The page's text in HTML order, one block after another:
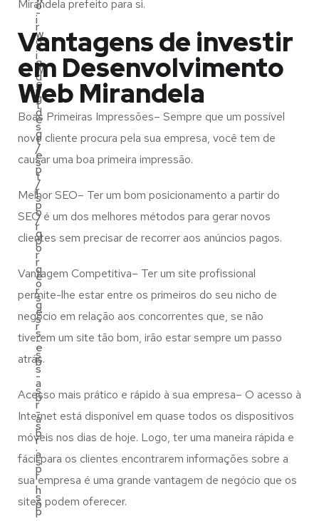
i
d
g
e
t
s
/
p
r
o
g
r
e
s
s
-
b
a
r
s
.
p
h
p
-
w
i
d
g
e
t
s
/
p
r
o
g
r
e
s
s
-
b
a
r
s
.
p
o
r
-
w
i
d
g
e
t
s
/
p
r
o
g
r
e
s
s
-
b
a
r
s
Mirandela prefeito para si.
Vantagens de investir
em Desenvolvimento
Web Mirandela
Boas Primeiras Impressões– Sempre que um possível
novo cliente procura pela sua empresa, você tem de
causar uma boa primeira impressão.
Melhor SEO– Ter um bom posicionamento a partir do
SEO é um dos melhores métodos para gerar novos
clientes sem precisar de recorrer aos anúncios pagos.
Vantagem Competitiva– Ter um site profissional
permite-lhe estar entre os primeiros do seu nicho de
negócio em relação aos concorrentes que, se não
tiverem um site tão bom, irão estar sempre um passo
atrás.
Acesso mais prático e rápido à sua empresa– O acesso à
Internet está disponível em quase todos os dispositivos
móveis nos dias de hoje. Logo, ter uma maneira rápida e
fácil para os clientes encontrarem informações sobre a
sua empresa é uma grande vantagem de negócio que os
sites podem oferecer.